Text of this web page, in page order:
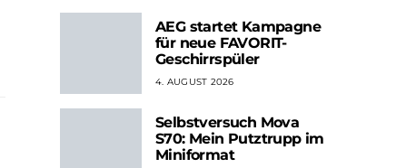
AEG startet Kampagne
für neue FAVORIT-
Geschirrspüler
4. AUGUST 2026
Selbstversuch Mova
S70: Mein Putztrupp im
Miniformat